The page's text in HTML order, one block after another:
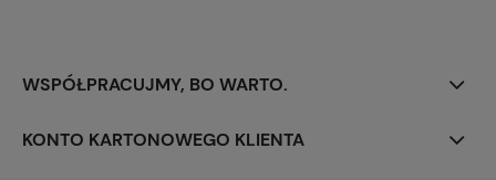
WSPÓŁPRACUJMY, BO WARTO.
KONTO KARTONOWEGO KLIENTA